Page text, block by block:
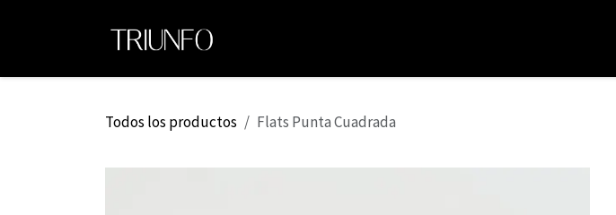
Todos los productos Flats Punta Cuadrada